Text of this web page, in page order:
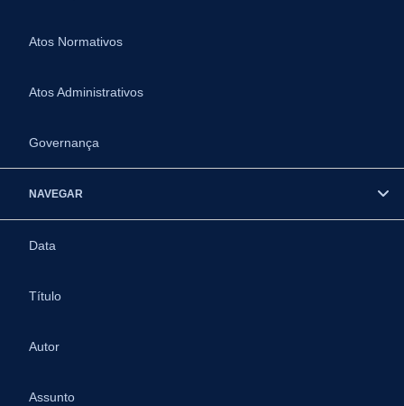
Atos Normativos
Atos Administrativos
Governança
NAVEGAR
Data
Título
Autor
Assunto